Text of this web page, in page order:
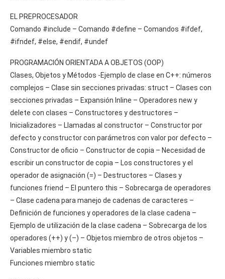
EL PREPROCESADOR
Comando #include – Comando #define – Comandos #ifdef,
#ifndef, #else, #endif, #undef
PROGRAMACIÓN ORIENTADA A OBJETOS (OOP)
Clases, Objetos y Métodos -Ejemplo de clase en C++: números
complejos – Clase sin secciones privadas: struct – Clases con
secciones privadas – Expansión Inline – Operadores new y
delete con clases – Constructores y destructores –
Inicializadores – Llamadas al constructor – Constructor por
defecto y constructor con parámetros con valor por defecto –
Constructor de oficio – Constructor de copia – Necesidad de
escribir un constructor de copia – Los constructores y el
operador de asignación (=) – Destructores – Clases y
funciones friend – El puntero this – Sobrecarga de operadores
– Clase cadena para manejo de cadenas de caracteres –
Definición de funciones y operadores de la clase cadena –
Ejemplo de utilización de la clase cadena – Sobrecarga de los
operadores (++) y (–) – Objetos miembro de otros objetos –
Variables miembro static
Funciones miembro static